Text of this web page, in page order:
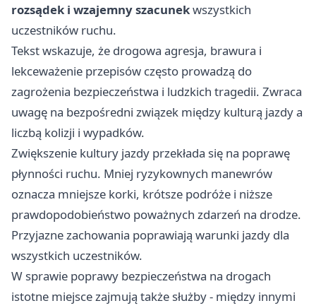
rozsądek i wzajemny szacunekwszystkich
uczestników ruchu.
Tekst wskazuje, że drogowa agresja, brawura i
lekceważenie przepisów często prowadzą do
zagrożenia bezpieczeństwa i ludzkich tragedii. Zwraca
uwagę na bezpośredni związek między kulturą jazdy a
liczbą kolizji i wypadków.
Zwiększenie kultury jazdy przekłada się na poprawę
płynności ruchu. Mniej ryzykownych manewrów
oznacza mniejsze korki, krótsze podróże i niższe
prawdopodobieństwo poważnych zdarzeń na drodze.
Przyjazne zachowania poprawiają warunki jazdy dla
wszystkich uczestników.
W sprawie poprawy bezpieczeństwa na drogach
istotne miejsce zajmują także służby - między innymi